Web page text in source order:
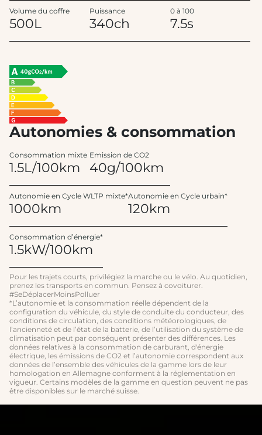
Volume du coffre
500L
Puissance
340ch
0 à 100
7.5s
Autonomies & consommation
Consommation mixte
1.5L/100km
Emission de CO2
40g/100km
Autonomie en Cycle WLTP mixte*
1000km
Autonomie en Cycle urbain*
120km
Consommation d’énergie*
1.5kW/100km
Pour les trajets courts, privilégiez la marche ou le vélo. Au quotidien,
prenez les transports en commun. Pensez à covoiturer.
#SeDéplacerMoinsPolluer
*L’autonomie et la consommation réelle dépendent de la
configuration du véhicule, du style de conduite du conducteur, des
conditions de circulation, des conditions météorologiques, de
l’ancienneté et de l’état de la batterie, de l’utilisation du système de
climatisation peut par conséquent présenter des différences. Les
données relatives à la consommation de carburant, d'énergie
électrique, les émissions de CO2 et l’autonomie correspondent aux
données de l’ensemble des véhicules de la gamme lors de leur
homologation en Allemagne conforment à la réglementation en
vigueur. Certains modèles de la gamme en question peuvent ne pas
être disponibles sur le marché suisse.